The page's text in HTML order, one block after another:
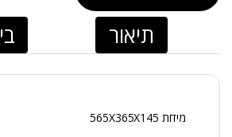
תיאור
מידות 565X365X145